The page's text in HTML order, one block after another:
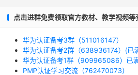
点击进群免费领取官方教材、教学视频等
华为认证备考3群（511016147）
华为认证备考2群（638936174）(已
华为认证备考1群（909965086）已
PMP认证学习交流（762470073）